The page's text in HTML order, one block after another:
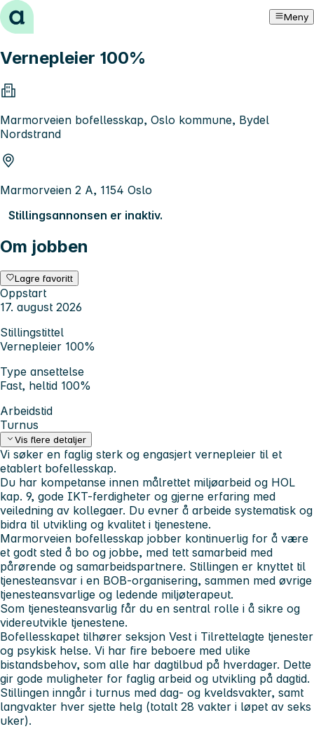
Hopp til innhold Meny
Vernepleier 100%
Marmorveien bofellesskap, Oslo kommune, Bydel
Nordstrand
Marmorveien 2 A, 1154 Oslo
Stillingsannonsen er inaktiv.
Om jobben
Lagre favoritt
Oppstart
17. august 2026
Stillingstittel
Vernepleier 100%
Type ansettelse
Fast, heltid 100%
Arbeidstid
Turnus
Vis flere detaljer
Vi søker en faglig sterk og engasjert vernepleier til et
etablert bofellesskap.
Du har kompetanse innen målrettet miljøarbeid og HOL
kap. 9, gode IKT-ferdigheter og gjerne erfaring med
veiledning av kollegaer. Du evner å arbeide systematisk og
bidra til utvikling og kvalitet i tjenestene.
Marmorveien bofellesskap jobber kontinuerlig for å være
et godt sted å bo og jobbe, med tett samarbeid med
pårørende og samarbeidspartnere. Stillingen er knyttet til
tjenesteansvar i en BOB-organisering, sammen med øvrige
tjenesteansvarlige og ledende miljøterapeut.
Som tjenesteansvarlig får du en sentral rolle i å sikre og
videreutvikle tjenestene.
Bofellesskapet tilhører seksjon Vest i Tilrettelagte tjenester
og psykisk helse. Vi har fire beboere med ulike
bistandsbehov, som alle har dagtilbud på hverdager. Dette
gir gode muligheter for faglig arbeid og utvikling på dagtid.
Stillingen inngår i turnus med dag- og kveldsvakter, samt
langvakter hver sjette helg (totalt 28 vakter i løpet av seks
uker).